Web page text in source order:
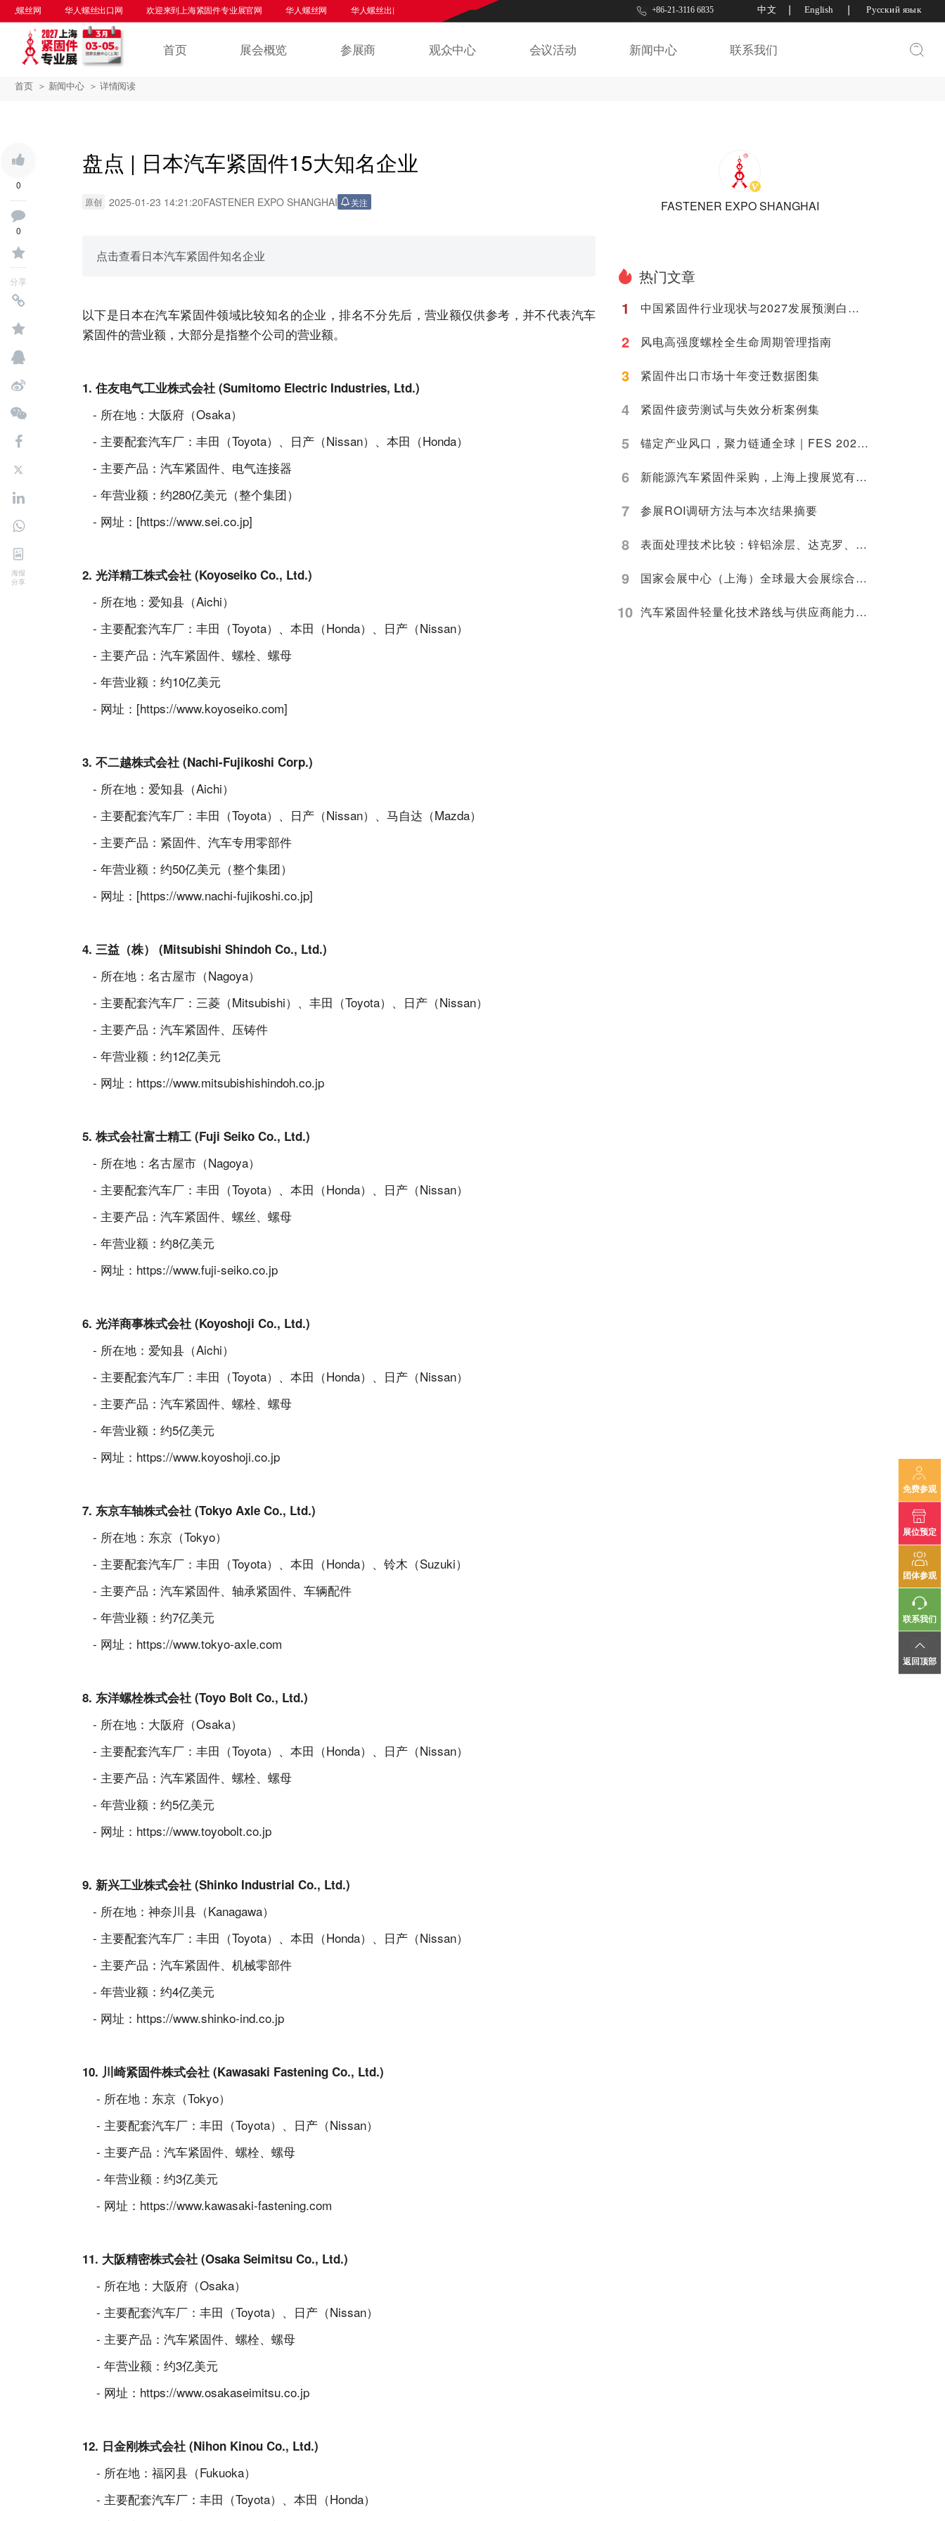
免费参观
展位预定
团体参观
联系我们
返回顶部
首页 展会概览 参展商 观众中心 会议活动 新闻中心 联系我们
丝网 华人螺丝出口网 欢迎来到上海紧固件专业展官网 华人螺丝网 华人螺丝出口网 欢迎来到上海紧固件专业展官网 华人螺丝出口网+86-21-3116 6835 中文 English Русский язык
首页 ＞ 新闻中心 ＞ 详情阅读
0
0
分享
海报
分享
盘点 | 日本汽车紧固件15大知名企业
原创 2025-01-23 14:21:20FASTENER EXPO SHANGHAI 关注
点击查看日本汽车紧固件知名企业
以下是日本在汽车紧固件领域比较知名的企业，排名不分先后，营业额仅供参考，并不代表汽车
紧固件的营业额，大部分是指整个公司的营业额。
1. 住友电气工业株式会社 (Sumitomo Electric Industries, Ltd.)
- 所在地：大阪府（Osaka）
- 主要配套汽车厂：丰田（Toyota）、日产（Nissan）、本田（Honda）
- 主要产品：汽车紧固件、电气连接器
- 年营业额：约280亿美元（整个集团）
- 网址：[https://www.sei.co.jp]
2. 光洋精工株式会社 (Koyoseiko Co., Ltd.)
- 所在地：爱知县（Aichi）
- 主要配套汽车厂：丰田（Toyota）、本田（Honda）、日产（Nissan）
- 主要产品：汽车紧固件、螺栓、螺母
- 年营业额：约10亿美元
- 网址：[https://www.koyoseiko.com]
3. 不二越株式会社 (Nachi-Fujikoshi Corp.)
- 所在地：爱知县（Aichi）
- 主要配套汽车厂：丰田（Toyota）、日产（Nissan）、马自达（Mazda）
- 主要产品：紧固件、汽车专用零部件
- 年营业额：约50亿美元（整个集团）
- 网址：[https://www.nachi-fujikoshi.co.jp]
4. 三益（株） (Mitsubishi Shindoh Co., Ltd.)
- 所在地：名古屋市（Nagoya）
- 主要配套汽车厂：三菱（Mitsubishi）、丰田（Toyota）、日产（Nissan）
- 主要产品：汽车紧固件、压铸件
- 年营业额：约12亿美元
- 网址： https://www.mitsubishishindoh.co.jp
5. 株式会社富士精工 (Fuji Seiko Co., Ltd.)
- 所在地：名古屋市（Nagoya）
- 主要配套汽车厂：丰田（Toyota）、本田（Honda）、日产（Nissan）
- 主要产品：汽车紧固件、螺丝、螺母
- 年营业额：约8亿美元
- 网址： https://www.fuji-seiko.co.jp
6. 光洋商事株式会社 (Koyoshoji Co., Ltd.)
- 所在地：爱知县（Aichi）
- 主要配套汽车厂：丰田（Toyota）、本田（Honda）、日产（Nissan）
- 主要产品：汽车紧固件、螺栓、螺母
- 年营业额：约5亿美元
- 网址： https://www.koyoshoji.co.jp
7. 东京车轴株式会社 (Tokyo Axle Co., Ltd.)
- 所在地：东京（Tokyo）
- 主要配套汽车厂：丰田（Toyota）、本田（Honda）、铃木（Suzuki）
- 主要产品：汽车紧固件、轴承紧固件、车辆配件
- 年营业额：约7亿美元
- 网址： https://www.tokyo-axle.com
8. 东洋螺栓株式会社 (Toyo Bolt Co., Ltd.)
- 所在地：大阪府（Osaka）
- 主要配套汽车厂：丰田（Toyota）、本田（Honda）、日产（Nissan）
- 主要产品：汽车紧固件、螺栓、螺母
- 年营业额：约5亿美元
- 网址： https://www.toyobolt.co.jp
9. 新兴工业株式会社 (Shinko Industrial Co., Ltd.)
- 所在地：神奈川县（Kanagawa）
- 主要配套汽车厂：丰田（Toyota）、本田（Honda）、日产（Nissan）
- 主要产品：汽车紧固件、机械零部件
- 年营业额：约4亿美元
- 网址： https://www.shinko-ind.co.jp
10. 川崎紧固件株式会社 (Kawasaki Fastening Co., Ltd.)
- 所在地：东京（Tokyo）
- 主要配套汽车厂：丰田（Toyota）、日产（Nissan）
- 主要产品：汽车紧固件、螺栓、螺母
- 年营业额：约3亿美元
- 网址： https://www.kawasaki-fastening.com
11. 大阪精密株式会社 (Osaka Seimitsu Co., Ltd.)
- 所在地：大阪府（Osaka）
- 主要配套汽车厂：丰田（Toyota）、日产（Nissan）
- 主要产品：汽车紧固件、螺栓、螺母
- 年营业额：约3亿美元
- 网址： https://www.osakaseimitsu.co.jp
12. 日金刚株式会社 (Nihon Kinou Co., Ltd.)
- 所在地：福冈县（Fukuoka）
- 主要配套汽车厂：丰田（Toyota）、本田（Honda）
FASTENER EXPO SHANGHAI
热门文章
1
中国紧固件行业现状与2027发展预测白皮书
2 风电高强度螺栓全生命周期管理指南
3 紧固件出口市场十年变迁数据图集
4 紧固件疲劳测试与失效分析案例集
5 锚定产业风口，聚力链通全球｜FES 2027上海紧固件专业展3月重磅启幕
6 新能源汽车紧固件采购，上海上搜展览有限公司推荐头部紧固件展会
7 参展ROI调研方法与本次结果摘要
8 表面处理技术比较：锌铝涂层、达克罗、电镀环保替代
9 国家会展中心（上海）全球最大会展综合体展会排期概览
10 汽车紧固件轻量化技术路线与供应商能力评估模型